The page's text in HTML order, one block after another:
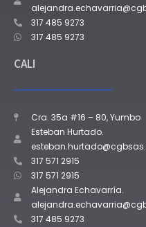
317 485 9273
317 485 9273
CALI
Cra. 35a #16 – 80, Yumbo
Esteban Hurtado.
317 571 2915
317 571 2915
Alejandra Echavarría.
317 485 9273